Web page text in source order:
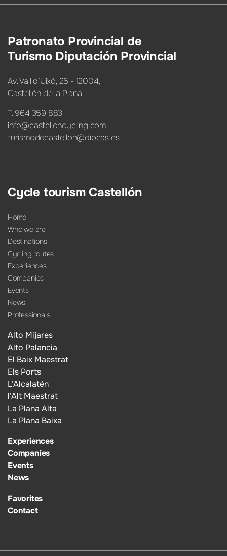
Patronato Provincial de
Turismo Diputación Provincial
Av. Vall d’Uixó, 25 - 12004,
Castellón de la Plana
T. 964 359 883
info@castelloncycling.com
turismodecastellon@dipcas.es
Cycle tourism Castellón
Home
Who we are
Destinations
Cycling routes
Experiences
Companies
Events
News
Professionals
Alto Mijares
Alto Palancia
El Baix Maestrat
Els Ports
L’Alcalatén
l’Alt Maestrat
La Plana Alta
La Plana Baixa
Experiences
Companies
Events
News
Favorites
Contact